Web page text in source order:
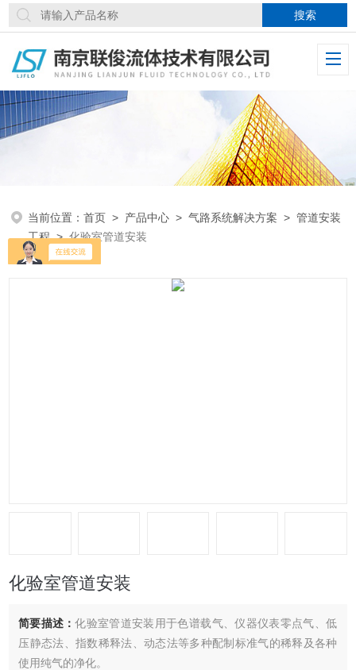
当前位置：首页 > 产品中心 >气路系统解决方案 >管道安装
工程>化验室管道安装
化验室管道安装
简要描述：化验室管道安装用于色谱载气、仪器仪表零点气、低
压静态法、指数稀释法、动态法等多种配制标准气的稀释及各种
使用纯气的净化。